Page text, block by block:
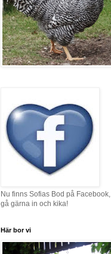
Nu finns Sofias Bod på Facebook,
gå gärna in och kika!
Här bor vi